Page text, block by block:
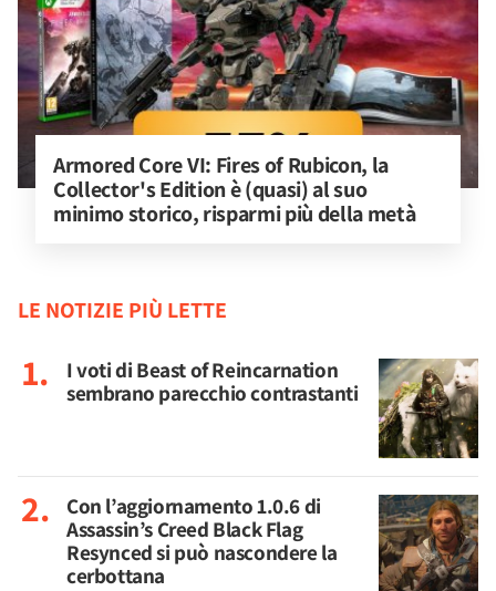
Armored Core VI: Fires of Rubicon, la
Collector's Edition è (quasi) al suo
minimo storico, risparmi più della metà
LE NOTIZIE PIÙ LETTE
I voti di Beast of Reincarnation
sembrano parecchio contrastanti
Con l’aggiornamento 1.0.6 di
Assassin’s Creed Black Flag
Resynced si può nascondere la
cerbottana